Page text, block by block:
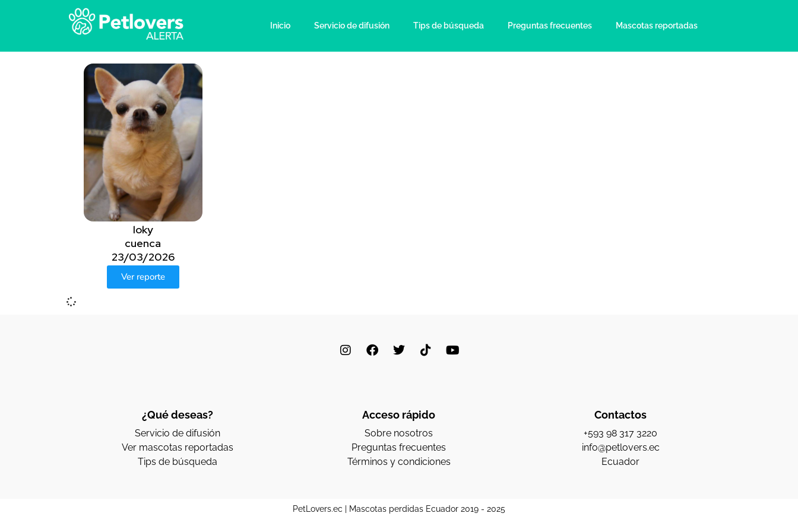
Inicio Servicio de difusión Tips de búsqueda Preguntas frecuentes Mascotas reportadas
loky
cuenca
23/03/2026
Ver reporte
¿Qué deseas?
Servicio de difusión
Ver mascotas reportadas
Tips de búsqueda
Acceso rápido
Sobre nosotros
Preguntas frecuentes
Términos y condiciones
Contactos
+593 98 317 3220
info@petlovers.ec
Ecuador
PetLovers.ec | Mascotas perdidas Ecuador 2019 - 2025